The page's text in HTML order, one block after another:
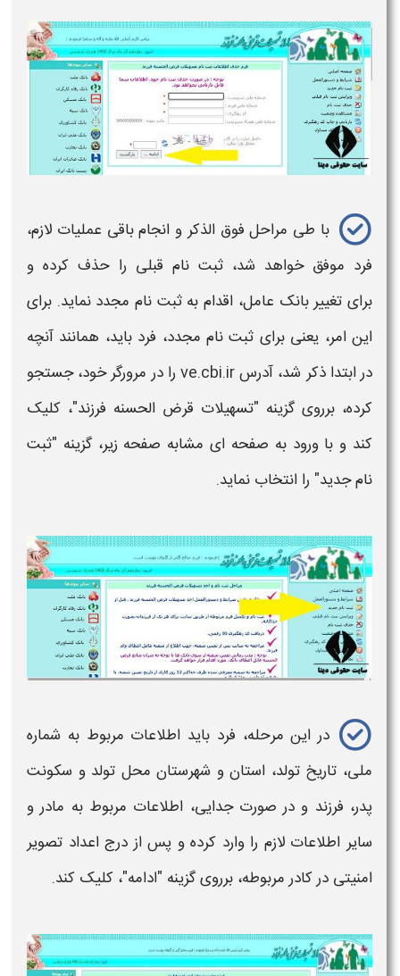
با طی مراحل فوق الذکر و انجام باقی عملیات لازم،
فرد موفق خواهد شد، ثبت نام قبلی را حذف کرده و
برای تغییر بانک عامل، اقدام به ثبت نام مجدد نماید. برای
این امر، یعنی برای ثبت نام مجدد، فرد باید، همانند آنچه
در ابتدا ذکر شد، آدرس ve.cbi.ir را در مرورگر خود، جستجو
کرده، برروی گزینه "تسهیلات قرض الحسنه فرزند"، کلیک
کند و با ورود به صفحه ای مشابه صفحه زیر، گزینه "ثبت
نام جدید" را انتخاب نماید.
در این مرحله، فرد باید اطلاعات مربوط به شماره
ملی، تاریخ تولد، استان و شهرستانمحل تولد و سکونت
پدر، فرزند و در صورت جدایی، اطلاعات مربوط به مادر و
سایر اطلاعات لازم را وارد کرده و پس از درج اعداد تصویر
امنیتی در کادر مربوطه، برروی گزینه "ادامه"، کلیک کند.